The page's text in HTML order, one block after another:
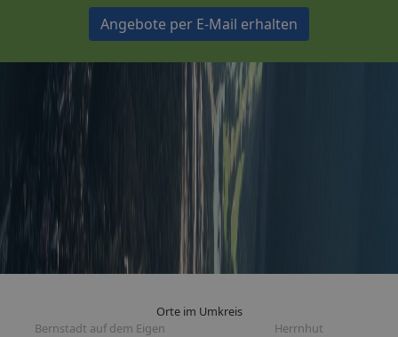
Angebote per E-Mail erhalten
Orte im Umkreis
Bernstadt auf dem Eigen
Herrnhut